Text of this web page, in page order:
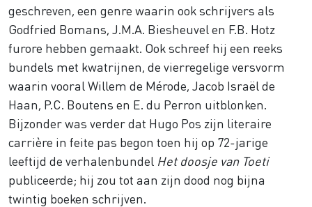
geschreven, een genre waarin ook schrijvers als
Godfried Bomans, J.M.A. Biesheuvel en F.B. Hotz
furore hebben gemaakt . Ook schreef hij een reeks
bundels met kwatrijnen, de vierregelige versvorm
waarin vooral Willem de Mérode, Jacob Israël de
Haan, P.C. Boutens en E. du Perron uitblonken.
Bijzonder was verder dat Hugo Pos zijn literaire
carrière in feite pas begon toen hij op 72-jarige
leeftijd de verhalenbundel Het doosje van Toeti
publiceerde; hij zou tot aan zijn dood nog bijna
twintig boeken schrijven.